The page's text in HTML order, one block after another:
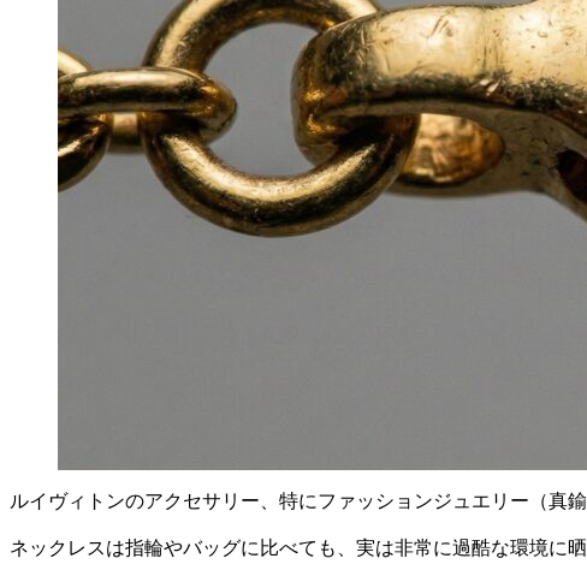
ルイヴィトンのアクセサリー、特にファッションジュエリー（真
ネックレスは指輪やバッグに比べても、実は非常に過酷な環境に